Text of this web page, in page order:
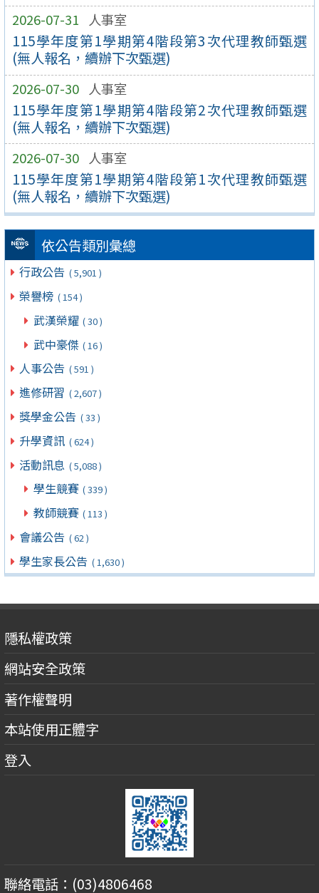
2026-07-31 人事室
115學年度第1學期第4階段第3次代理教師甄選
(無人報名，續辦下次甄選)
2026-07-30 人事室
115學年度第1學期第4階段第2次代理教師甄選
(無人報名，續辦下次甄選)
2026-07-30 人事室
115學年度第1學期第4階段第1次代理教師甄選
(無人報名，續辦下次甄選)
依公告類別彙總
行政公告 ( 5,901 )
榮譽榜 ( 154 )
武漢榮耀 ( 30 )
武中豪傑 ( 16 )
人事公告 ( 591 )
進修研習 ( 2,607 )
獎學金公告 ( 33 )
升學資訊 ( 624 )
活動訊息 ( 5,088 )
學生競賽 ( 339 )
教師競賽 ( 113 )
會議公告 ( 62 )
學生家長公告 ( 1,630 )
隱私權政策
網站安全政策
著作權聲明
本站使用正體字
登入
聯絡電話：(03)4806468